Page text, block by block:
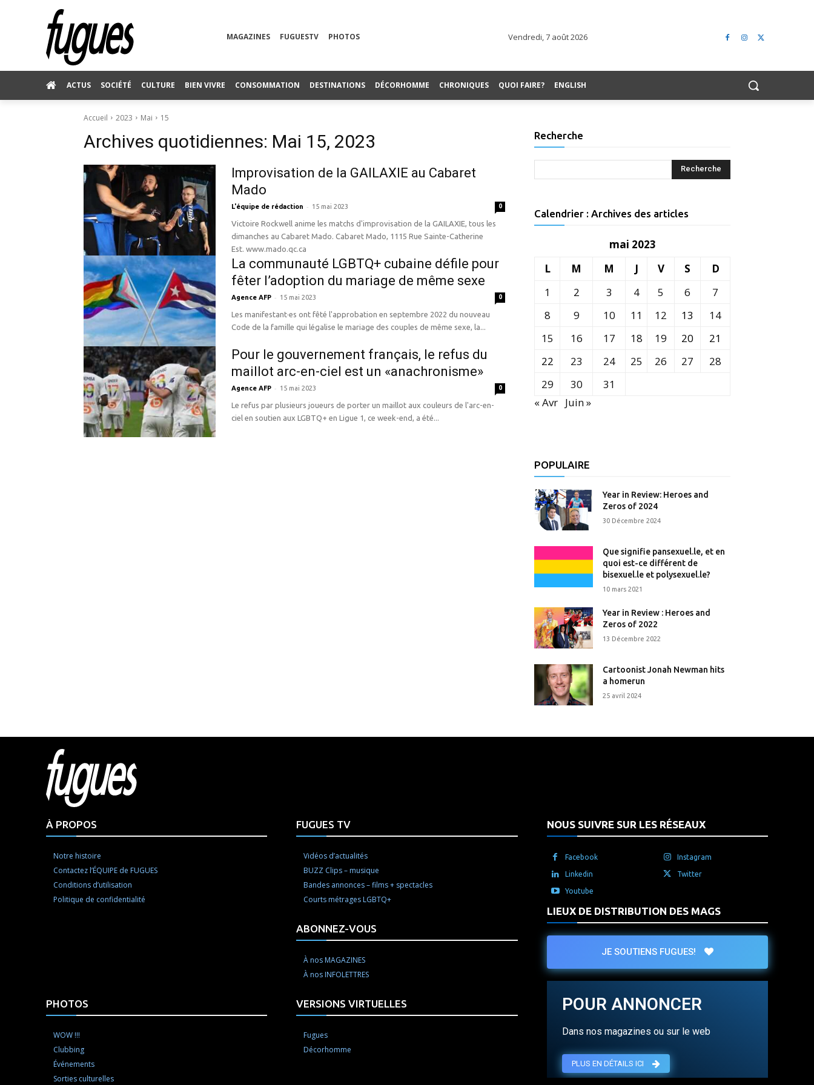
MAGAZINES FUGUESTV PHOTOS Vendredi, 7 août 2026
ACTUS SOCIÉTÉ CULTURE BIEN VIVRE CONSOMMATION DESTINATIONS DÉCORHOMME CHRONIQUES QUOI FAIRE? ENGLISH
Accueil 2023 Mai 15
Archives quotidiennes: Mai 15, 2023
Improvisation de la GAILAXIE au Cabaret
Mado
L'équipe de rédaction - 15 mai 2023 0
Victoire Rockwell anime les matchs d'improvisation de la GAILAXIE, tous les
dimanches au Cabaret Mado. Cabaret Mado, 1115 Rue Sainte-Catherine
Est. www.mado.qc.ca
La communauté LGBTQ+ cubaine défile pour
fêter l’adoption du mariage de même sexe
Agence AFP - 15 mai 2023 0
Les manifestant·es ont fêté l'approbation en septembre 2022 du nouveau
Code de la famille qui légalise le mariage des couples de même sexe, la...
Pour le gouvernement français, le refus du
maillot arc-en-ciel est un «anachronisme»
Agence AFP - 15 mai 2023 0
Le refus par plusieurs joueurs de porter un maillot aux couleurs de l'arc-en-
ciel en soutien aux LGBTQ+ en Ligue 1, ce week-end, a été...
Recherche
Calendrier : Archives des articles
mai 2023
L
M M J V S
D
1
2 3 4 5 6
7
8
9 10 11 12 13
14
15
16 17 18 19 20
21
22
23 24 25 26 27
28
29
30
31
« Avr Juin »
POPULAIRE
Year in Review: Heroes and
Zeros of 2024
30 Décembre 2024
Que signifie pansexuel.le, et en
quoi est-ce différent de
bisexuel.le et polysexuel.le?
10 mars 2021
Year in Review : Heroes and
Zeros of 2022
13 Décembre 2022
Cartoonist Jonah Newman hits
a homerun
25 avril 2024
À PROPOS
Notre histoire
Contactez l’ÉQUIPE de FUGUES
Conditions d’utilisation
Politique de confidentialité
FUGUES TV
Vidéos d’actualités
BUZZ Clips – musique
Bandes annonces – films + spectacles
Courts métrages LGBTQ+
ABONNEZ-VOUS
À nos MAGAZINES
À nos INFOLETTRES
PHOTOS
WOW !!!
Clubbing
Événements
Sorties culturelles
VERSIONS VIRTUELLES
Fugues
Décorhomme
NOUS SUIVRE SUR LES RÉSEAUX
Facebook Instagram
Linkedin Twitter
Youtube
LIEUX DE DISTRIBUTION DES MAGS
JE SOUTIENS FUGUES!
POUR ANNONCER
Dans nos magazines ou sur le web
PLUS EN DÉTAILS ICI